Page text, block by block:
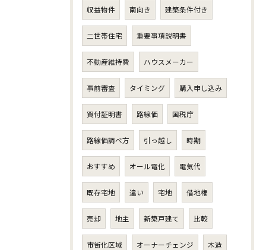
収益物件 南向き 建築条件付き
二世帯住宅 重要事項説明書
不動産維持費 ハウスメーカー
事前審査 タイミング 購入申し込み
買付証明書 路線価 国税庁
路線価調べ方 引っ越し 時期
おすすめ オール電化 電気代
既存宅地 違い 宅地 借地権
売却 地主 新築戸建て 比較
市街化区域 オーナーチェンジ 木造